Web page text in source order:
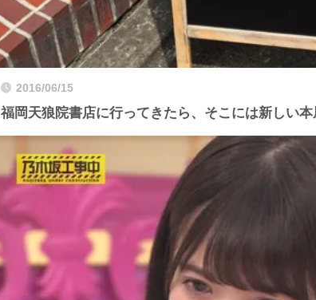
2016/06/15
福岡天狼院書店に行ってきたら、そこには新しい本